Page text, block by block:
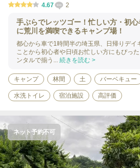
4.67 2
手ぶらでレッツゴー！忙しい方・初
に荒川を満喫できるキャンプ場！
都心から車で1時間半の埼玉県、日帰りデイ
ことから初心者や日頃お忙しい方にもぴっ
ンタルで揃う... 続きを読む >
キャンプ 林間 土 バーベキュー
水洗トイレ 宿泊施設 高評価
ネット予約不可